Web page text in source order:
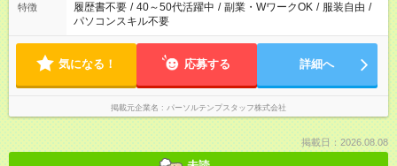
特徴 履歴書不要 / 40～50代活躍中 / 副業・WワークOK / 服装自由 /
パソコンスキル不要
気になる！ 応募する 詳細へ
掲載元企業名 パーソルテンプスタッフ株式会社
掲載日：2026.08.08